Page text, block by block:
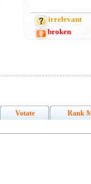
irrelevant
broken
Votate
Rank